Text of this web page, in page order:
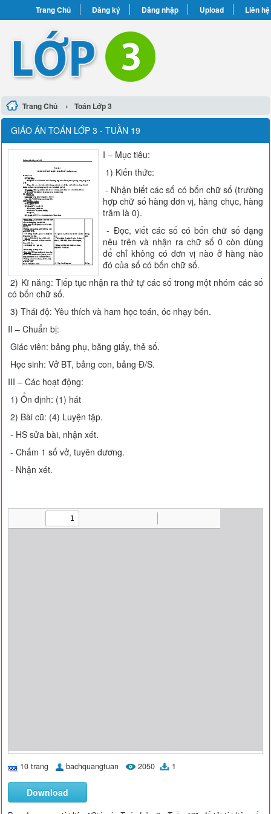
Trang Chủ Đăng ký Đăng nhập Upload Liên hệ
Trang Chủ › Toán Lớp 3
GIÁO ÁN TOÁN LỚP 3 - TUẦN 19
I – Mục tiêu:
1) Kiến thức:
- Nhận biết các số có bốn chữ số (trường
hợp chữ số hàng đơn vị, hàng chục, hàng
trăm là 0).
- Đọc, viết các số có bốn chữ số dạng
nêu trên và nhận ra chữ số 0 còn dùng
để chỉ không có đơn vị nào ở hàng nào
đó của số có bốn chữ số.
2) Kĩ năng: Tiếp tục nhận ra thứ tự các số trong một nhóm các số
có bốn chữ số.
3) Thái độ: Yêu thích và ham học toán, óc nhạy bén.
II – Chuẩn bị:
Giác viên: bảng phụ, băng giấy, thẻ số.
Học sinh: Vở BT, bảng con, bảng Đ/S.
III – Các hoạt động:
1) Ổn định: (1) hát
2) Bài cũ: (4) Luyện tập.
- HS sửa bài, nhận xét.
- Chấm 1 số vở, tuyên dương.
- Nhận xét.
10 trang bachquangtuan 2050 1
Download